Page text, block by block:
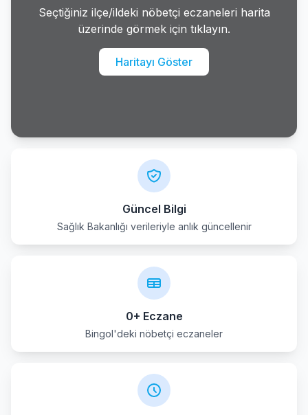
Seçtiğiniz ilçe/ildeki nöbetçi eczaneleri harita
üzerinde görmek için tıklayın.
Haritayı Göster
Güncel Bilgi
Sağlık Bakanlığı verileriyle anlık güncellenir
0+ Eczane
Bingol'deki nöbetçi eczaneler